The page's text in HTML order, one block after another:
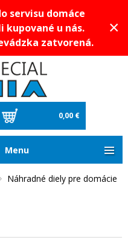
servisu domáce
u nás.
zatvorená.
×
0,00 €
Náhradné diely pre domácie
Menu